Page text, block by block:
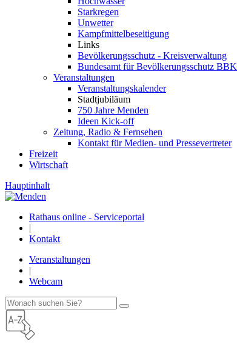
Starkregen
Unwetter
Kampfmittelbeseitigung
Links
Bevölkerungsschutz - Kreisverwaltung
Bundesamt für Bevölkerungsschutz BBK
Veranstaltungen
Veranstaltungskalender
Stadtjubiläum
750 Jahre Menden
Ideen Kick-off
Zeitung, Radio & Fernsehen
Kontakt für Medien- und Pressevertreter
Freizeit
Wirtschaft
Hauptinhalt
Rathaus online - Serviceportal
|
Kontakt
Veranstaltungen
|
Webcam